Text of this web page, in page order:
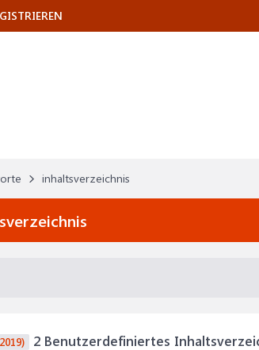
inhaltsverzeichnis
2 Benutzerdefiniertes